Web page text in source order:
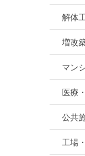
解体
増改
マン
医療
公共
工場